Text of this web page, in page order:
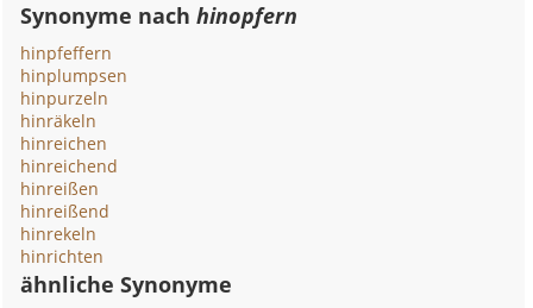
Synonyme nachhinopfern
hinpfeffern
hinplumpsen
hinpurzeln
hinräkeln
hinreichen
hinreichend
hinreißen
hinreißend
hinrekeln
hinrichten
ähnliche Synonyme